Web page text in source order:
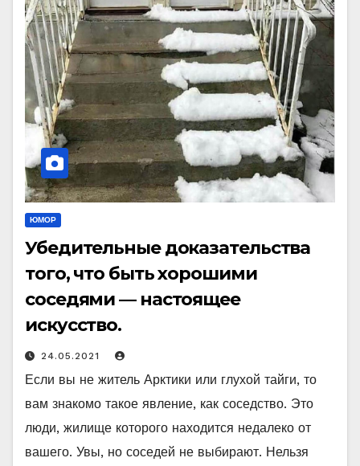
ЮМОР
Убедительные доказательства
того, что быть хорошими
соседями — настоящее
искусство.
24.05.2021
Если вы не житель Арктики или глухой тайги, то
вам знакомо такое явление, как соседство. Это
люди, жилище которого находится недалеко от
вашего. Увы, но соседей не выбирают. Нельзя